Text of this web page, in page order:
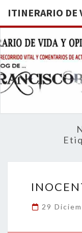
ITINERARIO DE
29